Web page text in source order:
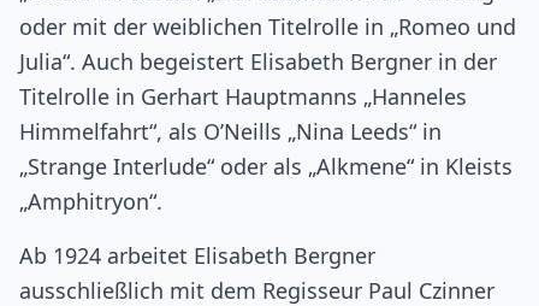
oder mit der weiblichen Titelrolle in „Romeo und
Julia“. Auch begeistert Elisabeth Bergner in der
Titelrolle in Gerhart Hauptmanns „Hanneles
Himmelfahrt“, als O’Neills „Nina Leeds“ in
„Strange Interlude“ oder als „Alkmene“ in Kleists
„Amphitryon“.
Ab 1924 arbeitet Elisabeth Bergner
ausschließlich mit dem Regisseur Paul Czinner